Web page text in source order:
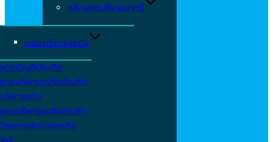
หลักสูตรปริญญาตรี
คณะบริหารธุรกิจ
ตรบัญชีบัณฑิต
ตรบริหารธุรกิจบัณฑิต
ริหารธุกิจ
ตรบริหารธุรกิจบัณฑิต
ชาการจัดการธุรกิจ